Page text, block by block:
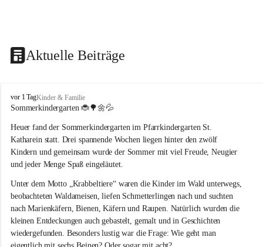
Aktuelle Beiträge
T
r
g
ö
ß
-
t
.
a
t
h
vor 1 TagKinder & Familie
Sommerkindergarten 🐞🌳🌼💦
Heuer fand der Sommerkindergarten im Pfarrkindergarten St.
Katharein statt. Drei spannende Wochen liegen hinter den zwölf
Kindern und gemeinsam wurde der Sommer mit viel Freude, Neugier
und jeder Menge Spaß eingeläutet.
Unter dem Motto „Krabbeltiere“ waren die Kinder im Wald unterwegs,
beobachteten Waldameisen, liefen Schmetterlingen nach und suchten
nach Marienkäfern, Bienen, Käfern und Raupen. Natürlich wurden die
kleinen Entdeckungen auch gebastelt, gemalt und in Geschichten
wiedergefunden. Besonders lustig war die Frage: Wie geht man